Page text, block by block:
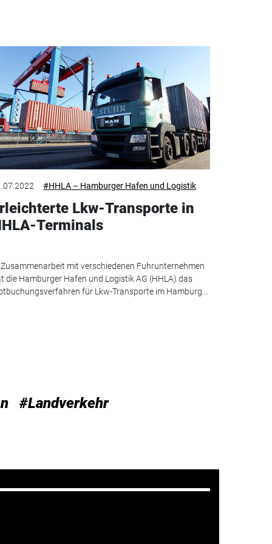
#HHLA – Hamburger Hafen und Logistik
Lkw-Transporte in
Terminals
mit verschiedenen Fuhrunternehmen
die Hamburger Hafen und Logistik AG (HHLA) das
für Lkw-Transporte im Hamburg...
#Landverkehr